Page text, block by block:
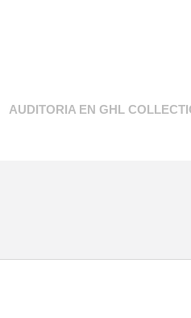
AUDITORIA EN GHL